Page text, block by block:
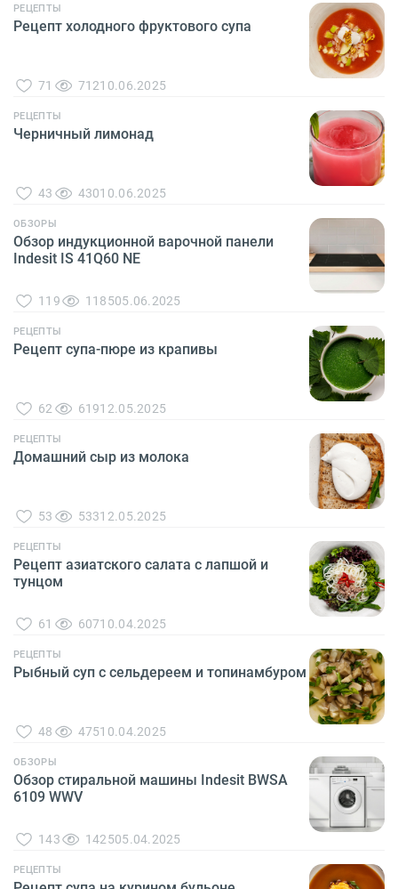
РЕЦЕПТЫ
Рецепт холодного фруктового супа
71 71210.06.2025
РЕЦЕПТЫ
Черничный лимонад
43 43010.06.2025
ОБЗОРЫ
Обзор индукционной варочной панели
Indesit IS 41Q60 NE
119 118505.06.2025
РЕЦЕПТЫ
Рецепт супа-пюре из крапивы
62 61912.05.2025
РЕЦЕПТЫ
Домашний сыр из молока
53 53312.05.2025
РЕЦЕПТЫ
Рецепт азиатского салата с лапшой и
тунцом
61 60710.04.2025
РЕЦЕПТЫ
Рыбный суп с сельдереем и топинамбуром
48 47510.04.2025
ОБЗОРЫ
Обзор стиральной машины Indesit BWSA
6109 WWV
143 142505.04.2025
РЕЦЕПТЫ